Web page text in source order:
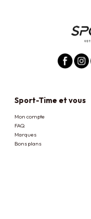
Sport-Time et vous
Mon compte
FAQ
Marques
Bons plans